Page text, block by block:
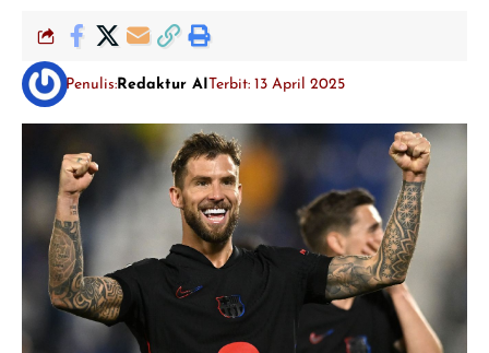
Penulis: Redaktur AITerbit: 13 April 2025